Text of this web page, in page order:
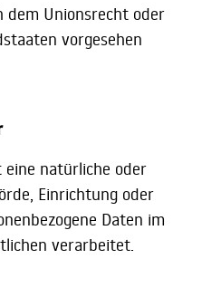
dem Unionsrecht oder
vorgesehen
natürliche oder
Einrichtung oder
Daten im
verarbeitet.